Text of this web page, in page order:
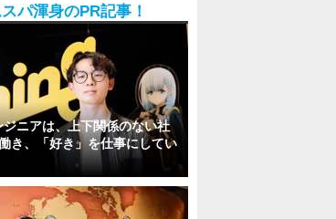
スパ渾身のPR記事！
ニアは、上下関係のない社
き、「好き」を仕事にしてい